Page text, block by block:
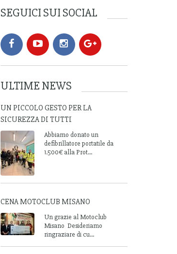
SEGUICI SUI SOCIAL
ULTIME NEWS
UN PICCOLO GESTO PER LA
SICUREZZA DI TUTTI
Abbiamo donato un
defibrillatore portatile da
1.500€ alla Prot...
CENA MOTOCLUB MISANO
Un grazie al Motoclub
Misano Desideriamo
ringraziare di cu...